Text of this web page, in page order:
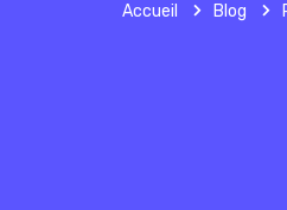
Accueil Blog